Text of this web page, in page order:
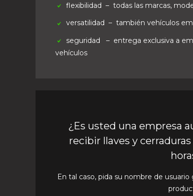
flexibilidad – todas las marcas,
versatilidad – también vehículos
seguridad
– entrega exclusiva a
vehículos
¿Es usted una empresa
recibir llaves y
En tal caso, pida su nombre de